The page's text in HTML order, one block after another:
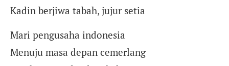
Kadin berjiwa tabah, jujur setia
Mari pengusaha indonesia
Menuju masa depan cemerlang